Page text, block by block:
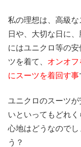
私の理想は、高級
日や、大切な日に
にはユニクロ等の
ツを着て、 オンオ
にスーツを着回す事
ユニクロのスーツ
いといってもどれ
心地はどうなので
う？